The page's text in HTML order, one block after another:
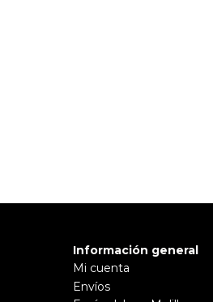
Información general
Mi cuenta
Envíos